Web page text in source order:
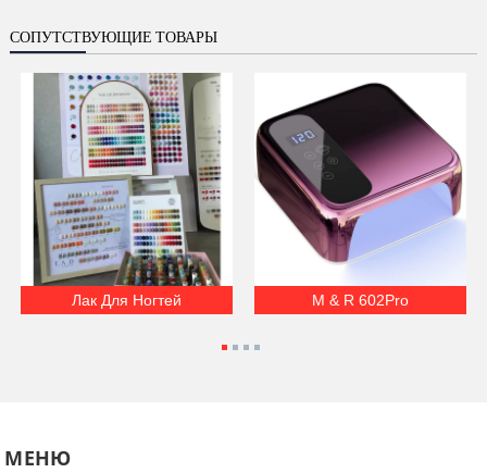
СОПУТСТВУЮЩИЕ ТОВАРЫ
Лак Для Ногтей М & R 602Pro
МЕНЮ